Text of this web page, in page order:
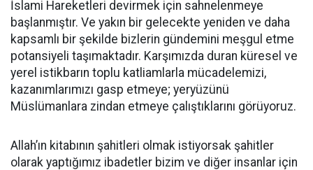
İslami Hareketleri devirmek için sahnelenmeye
başlanmıştır. Ve yakın bir gelecekte yeniden ve daha
kapsamlı bir şekilde bizlerin gündemini meşgul etme
potansiyeli taşımaktadır. Karşımızda duran küresel ve
yerel istikbarın toplu katliamlarla mücadelemizi,
kazanımlarımızı gasp etmeye; yeryüzünü
Müslümanlara zindan etmeye çalıştıklarını görüyoruz.
Allah’ın kitabının şahitleri olmak istiyorsak şahitler
olarak yaptığımız ibadetler bizim ve diğer insanlar için